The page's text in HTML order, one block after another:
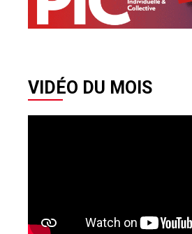
VIDÉO DU MOIS